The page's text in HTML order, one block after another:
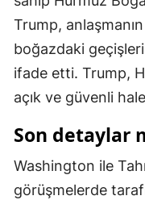
Trump,
boğazdaki
ifade etti. Trump,
açık ve güvenli
Son detaylar
Washington ile
görüşmelerde